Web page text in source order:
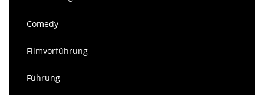
Comedy
Filmvorführung
Führung